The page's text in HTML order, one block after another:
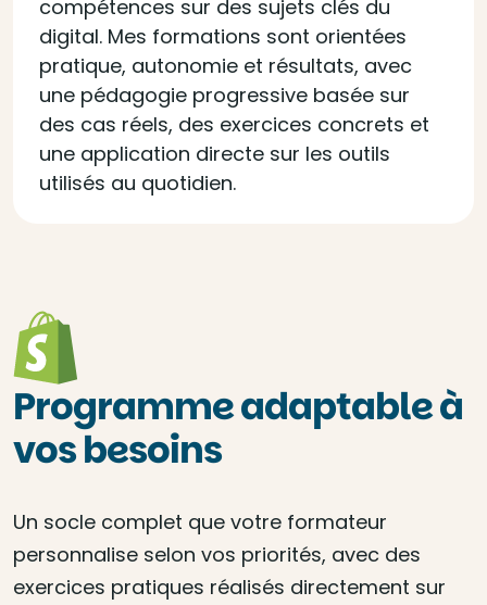
compétences sur des sujets clés du
digital. Mes formations sont orientées
pratique, autonomie et résultats, avec
une pédagogie progressive basée sur
des cas réels, des exercices concrets et
une application directe sur les outils
utilisés au quotidien.
Programme adaptable à
vos besoins
Un socle complet que votre formateur
personnalise selon vos priorités, avec des
exercices pratiques réalisés directement sur